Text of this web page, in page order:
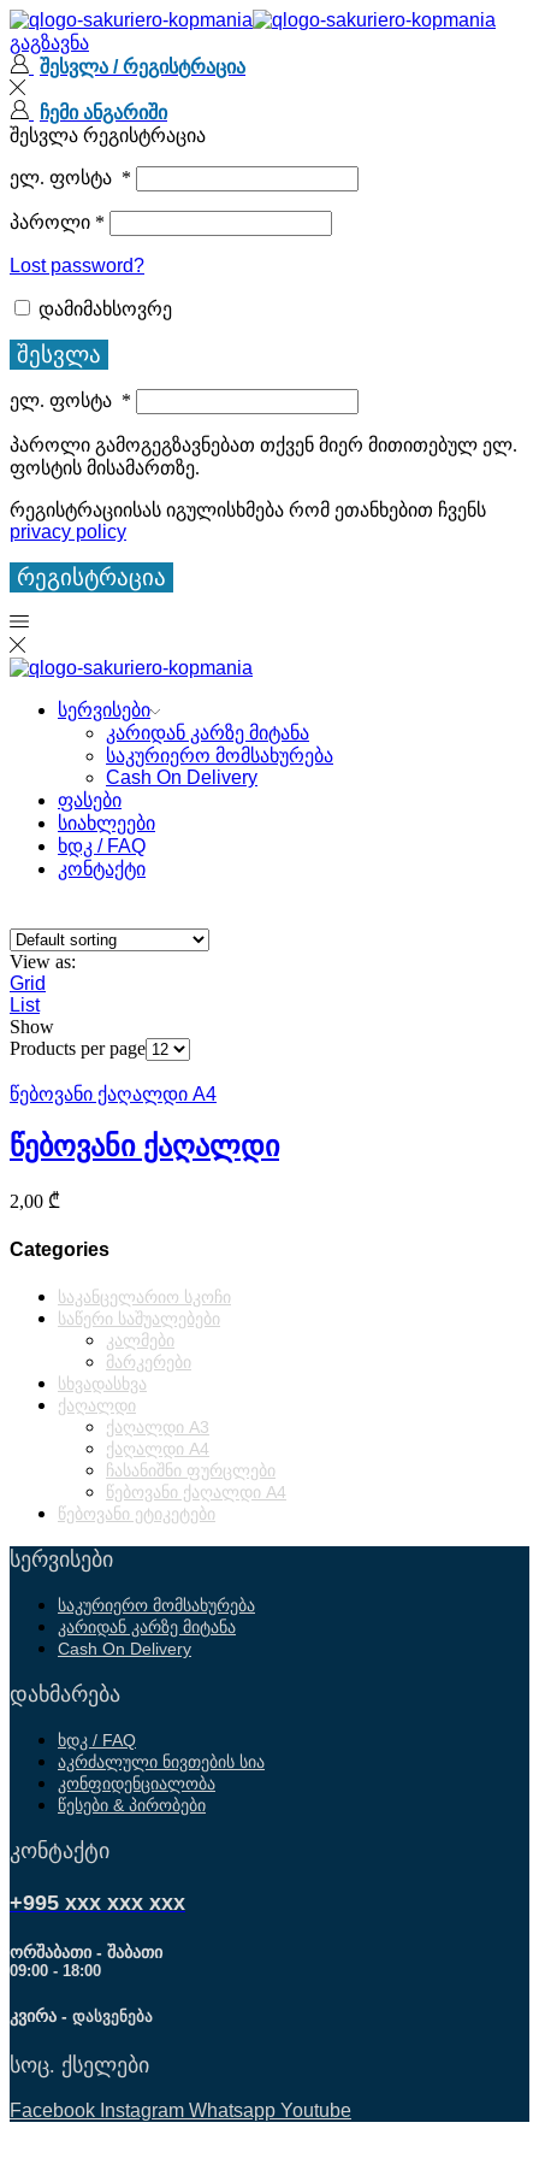
გაგზავნა
შესვლა / რეგისტრაცია
ჩემი ანგარიში
შესვლა რეგისტრაცია
ელ. ფოსტა *
პაროლი *
Lost password?
დამიმახსოვრე
შესვლა
ელ. ფოსტა *
პაროლი გამოგეგზავნებათ თქვენ მიერ მითითებულ ელ.
ფოსტის მისამართზე.
რეგისტრაციისას იგულისხმება რომ ეთანხებით ჩვენს
privacy policy
რეგისტრაცია
სერვისები
კარიდან კარზე მიტანა
საკურიერო მომსახურება
Cash On Delivery
ფასები
სიახლეები
ხდკ / FAQ
კონტაქტი
View as:
Grid
List
Show
Products per page
წებოვანი ქაღალდი A4
წებოვანი ქაღალდი
2,00 ₾
Categories
საკანცელარიო სკოჩი
საწერი საშუალებები
კალმები
მარკერები
სხვადასხვა
ქაღალდი
ქაღალდი A3
ქაღალდი A4
ჩასანიშნი ფურცლები
წებოვანი ქაღალდი A4
წებოვანი ეტიკეტები
სერვისები
საკურიერო მომსახურება
კარიდან კარზე მიტანა
Cash On Delivery
დახმარება
ხდკ / FAQ
აკრძალული ნივთების სია
კონფიდენციალობა
წესები & პირობები
კონტაქტი
+995 xxx xxx xxx
ორშაბათი - შაბათი
09:00 - 18:00
კვირა - დასვენება
სოც. ქსელები
Facebook Instagram Whatsapp Youtube